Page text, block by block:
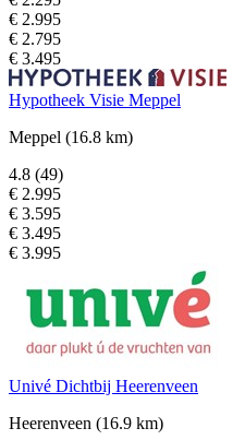
€ 2.995
€ 2.795
€ 3.495
Hypotheek Visie Meppel
Meppel (16.8 km)
4.8 (49)
€ 2.995
€ 3.595
€ 3.495
€ 3.995
Univé Dichtbij Heerenveen
Heerenveen (16.9 km)